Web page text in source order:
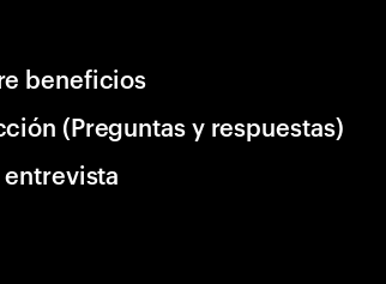
beneficios
(Preguntas y respuestas)